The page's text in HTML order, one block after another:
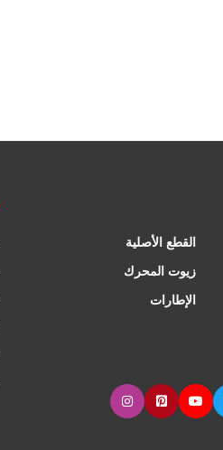
القطع الأصلية
زيوت المحرك
الإطارات